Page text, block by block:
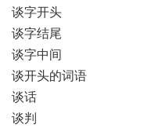
谈字开头
谈字结尾
谈字中间
谈开头的词语
谈话
谈判